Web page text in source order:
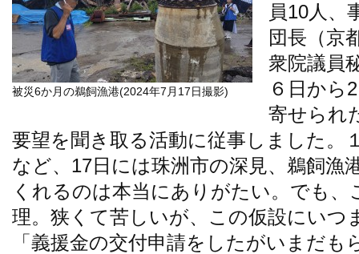
被災6か月の鵜飼漁港(2024年7月17日撮影)
員10人、
団長（京
衆院議員
６日から
寄せられ
要望を聞き取る活動に従事しました。
など、17日には珠洲市の深見、鵜飼漁
くれるのは本当にありがたい。でも、
理。狭くて苦しいが、この仮設にいつ
「義援金の交付申請をしたがいまだ